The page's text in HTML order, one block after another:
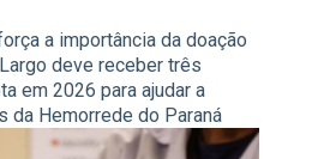
a importância da doação
deve receber três
em 2026 para ajudar a
da Hemorrede do Paraná